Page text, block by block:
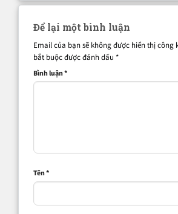
Để lại một bình luận
Email của bạn sẽ không được hiển thị công
bắt buộc được đánh dấu *
Bình luận*
Tên*